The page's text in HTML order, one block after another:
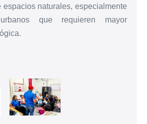
espacios naturales, especialmente
que requieren mayor